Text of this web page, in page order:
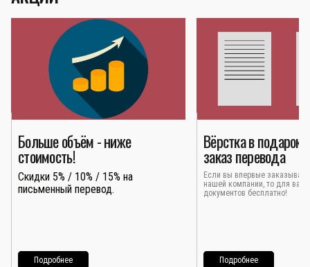
Больше объём - ниже
стоимость!
Скидки 5% / 10% / 15% на
письменный перевод.
Подробнее
Вёрстка в подарок
заказ перевода
Если вы впервые
нашей компании, то для вас
документов бесплатно!
Подробнее